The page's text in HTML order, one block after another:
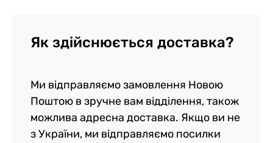
Як здійснюється доставка?
Ми відправляємо замовлення Новою
Поштою в зручне вам відділення, також
можлива адресна доставка. Якщо ви не
з України, ми відправляємо посилки